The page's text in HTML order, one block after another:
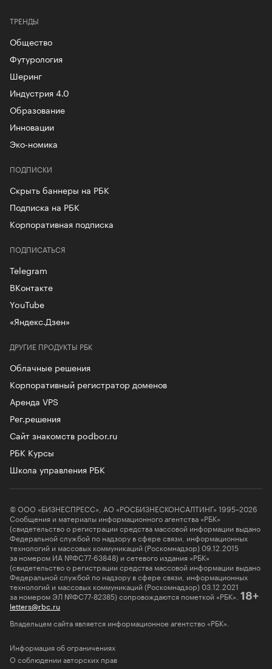
ТРЕНДЫ
Общество
Футурология
Шеринг
Индустрия 4.0
Образование
Инновации
Эко-номика
ПОДПИСКИ
Скрыть баннеры на РБК
Подписка на РБК
Корпоративная подписка
ДРУГИЕ ПРОДУКТЫ РБК
Облачные решения
Корпоративный регистратор доменов
Аренда VPS
Рег.решения
Сайт знакомств podbor.ru
РБК Курсы
Школа управления РБК
ПОДПИСАТЬСЯ
Telegram
ВКонтакте
YouTube
«Яндекс.Дзен»
© ООО «БИЗНЕСПРЕСС», АО «РОСБИЗНЕСКОНСАЛТИНГ» 1995–2026
Сообщения и материалы информационного агентства «РБК»
(свидетельство о регистрации средства массовой информации выдано
Федеральной службой по надзору в сфере связи, информационных
технологий и массовых коммуникаций (Роскомнадзор) 09.12.2015
за номером ИА №ФС77-63848) и сетевого издания «РБК»
(свидетельство о регистрации средства массовой информации выдано
Федеральной службой по надзору в сфере связи, информационных
технологий и массовых коммуникаций (Роскомнадзор) 03.12.2021
за номером ЭЛ №ФС77-82385) сопровождаются пометкой «РБК». 18+
letters@rbc.ru
Владельцем сайта является информационное агентство «РБК».
Информация об ограничениях
О соблюдении авторских прав